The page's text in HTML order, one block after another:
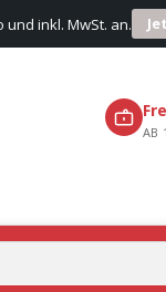
inkl. MwSt. an.
AB